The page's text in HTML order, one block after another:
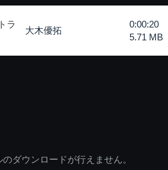
ラ
大木優拓
0:00:20
5.71 MB
ダウンロードが行えません。